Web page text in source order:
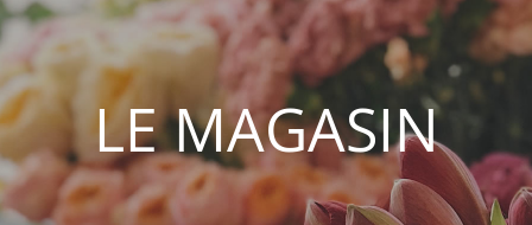
LE MAGASIN